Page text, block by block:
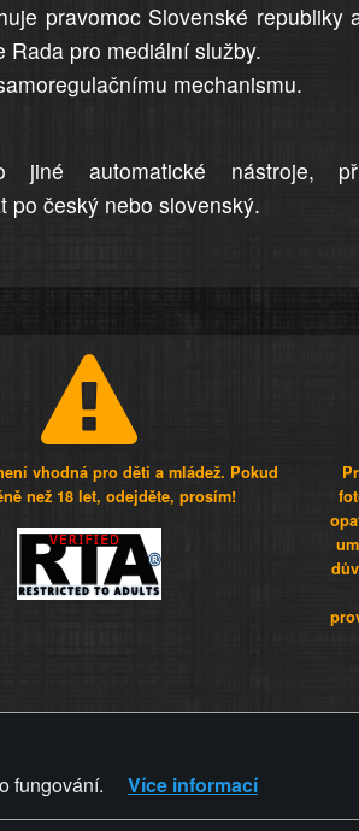
pravomoc Slovenské republiky
Rada pro mediální služby.
mechanismu.
jiné automatické nástroje,
po český nebo slovenský.
vhodná pro děti a mládež. Pokud
než 18 let, odejděte, prosím!
ZVRÁCENÝ.CZ PRAVIDLA A
fungování.
Více informací